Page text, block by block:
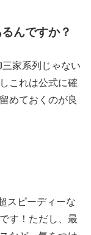
んですか？
家系列じゃない
これは公式に確
めておくのが良
スピーディーな
す！ただし、最